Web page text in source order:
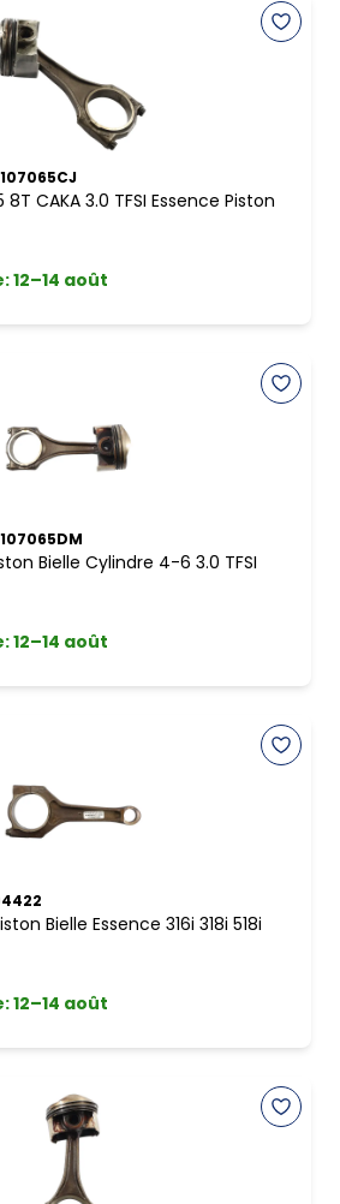
8T CAKA 3.0 TFSI Essence Piston
:12–14 août
Bielle Cylindre 4-6 3.0 TFSI
:12–14 août
Bielle Essence 316i 318i 518i
:12–14 août